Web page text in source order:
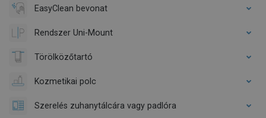
EasyClean bevonat
Rendszer Uni-Mount
Törölközőtartó
Kozmetikai polc
Szerelés zuhanytálcára vagy padlóra